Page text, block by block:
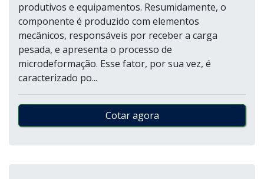
produtivos e equipamentos. Resumidamente, o
componente é produzido com elementos
mecânicos, responsáveis por receber a carga
pesada, e apresenta o processo de
microdeformação. Esse fator, por sua vez, é
caracterizado po...
Cotar agora